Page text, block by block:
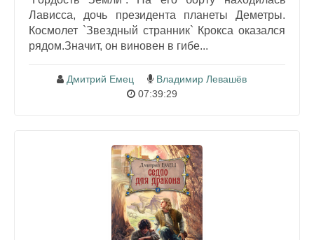
Лависса, дочь президента планеты Деметры.
Космолет `Звездный странник` Крокса оказался
рядом.Значит, он виновен в гибе...
Дмитрий Емец
Владимир Левашёв
07:39:29